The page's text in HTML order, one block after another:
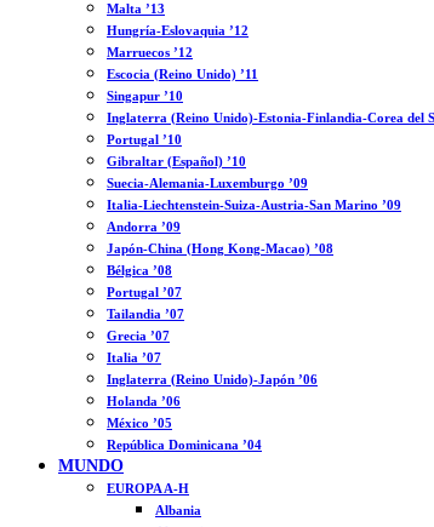
Malta ’13
Hungría-Eslovaquia ’12
Marruecos ’12
Escocia (Reino Unido) ’11
Singapur ’10
Inglaterra (Reino Unido)-Estonia-Finlandia-Corea del
Portugal ’10
Gibraltar (Español) ’10
Suecia-Alemania-Luxemburgo ’09
Italia-Liechtenstein-Suiza-Austria-San Marino ’09
Andorra ’09
Japón-China (Hong Kong-Macao) ’08
Bélgica ’08
Portugal ’07
Tailandia ’07
Grecia ’07
Italia ’07
Inglaterra (Reino Unido)-Japón ’06
Holanda ’06
México ’05
República Dominicana ’04
MUNDO
EUROPA A-H
Albania